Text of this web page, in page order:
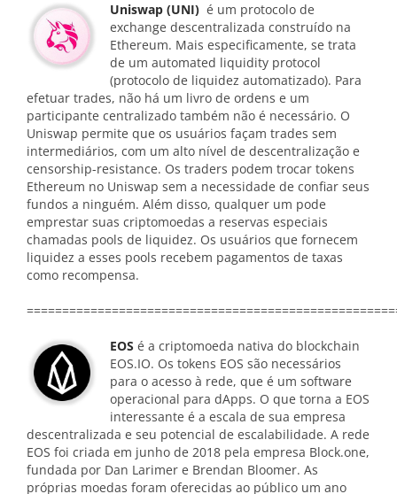
Uniswap (UNI) é um protocolo de
exchange descentralizada construído na
Ethereum. Mais especificamente, se trata
de um automated liquidity protocol
(protocolo de liquidez automatizado). Para
efetuar trades, não há um livro de ordens e um
participante centralizado também não é necessário. O
Uniswap permite que os usuários façam trades sem
intermediários, com um alto nível de descentralização e
censorship-resistance. Os traders podem trocar tokens
Ethereum no Uniswap sem a necessidade de confiar seus
fundos a ninguém. Além disso, qualquer um pode
emprestar suas criptomoedas a reservas especiais
chamadas pools de liquidez. Os usuários que fornecem
liquidez a esses pools recebem pagamentos de taxas
como recompensa.
EOS é a criptomoeda nativa do blockchain
EOS.IO. Os tokens EOS são necessários
para o acesso à rede, que é um software
operacional para dApps. O que torna a EOS
interessante é a escala de sua empresa
descentralizada e seu potencial de escalabilidade. A rede
EOS foi criada em junho de 2018 pela empresa Block.one,
fundada por Dan Larimer e Brendan Bloomer. As
próprias moedas foram oferecidas ao público um ano